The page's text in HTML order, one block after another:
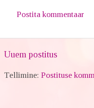
Postita kommentaar
Uuem postitus
Tellimine:Postituse